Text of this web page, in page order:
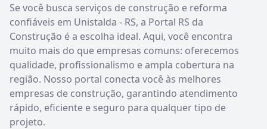
Se você busca serviços de construção e reforma
confiáveis em Unistalda - RS, a Portal RS da
Construção é a escolha ideal. Aqui, você encontra
muito mais do que empresas comuns: oferecemos
qualidade, profissionalismo e ampla cobertura na
região. Nosso portal conecta você às melhores
empresas de construção, garantindo atendimento
rápido, eficiente e seguro para qualquer tipo de
projeto.